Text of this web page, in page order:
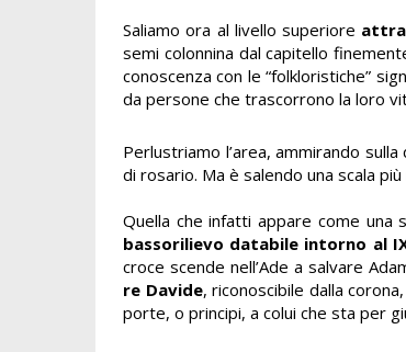
Saliamo ora al livello superiore
semi colonnina dal capitello
conoscenza con le “folkloristiche”
da persone che trascorrono la loro
Perlustriamo l’area, ammirando
di rosario. Ma è salendo una scala
Quella che infatti appare come una
bassorilievo databile intorno al
croce scende nell’Ade a salvare
re Davide, riconoscibile dalla
porte, o principi, a colui che sta per